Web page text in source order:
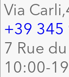
Via
+39 345
7 Rue
10:00-